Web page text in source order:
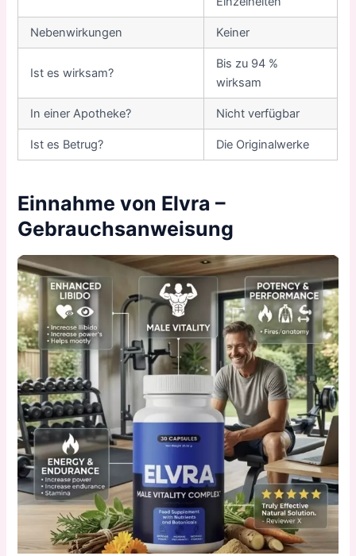
Nebenwirkungen Keiner
Ist es wirksam?
Bis zu 94 %
wirksam
In einer Apotheke? Nicht verfügbar
Ist es Betrug? Die Originalwerke
Einnahme von Elvra –
Gebrauchsanweisung